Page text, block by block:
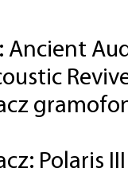
Ancient
Polaris